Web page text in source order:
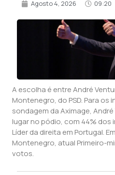
Agosto 4, 2026 09:20
A escolha é entre André
Montenegro, do PSD. Para os
sondagem da Aximage,
lugar no pódio, com 44% dos
Líder da direita em Portugal.
Montenegro, atual Primeiro-
votos.